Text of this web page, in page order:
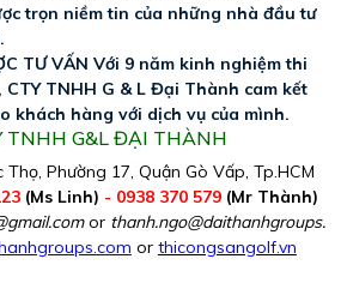
trọn niềm tin của những nhà đầu tư
TƯ VẤN Với 9 năm kinh nghiệm thi
TNHH G & L Đại Thành cam kết
khách hàng với dịch vụ của mình.
TNHH G&L ĐẠI THÀNH
Phường 17, Quận Gò Vấp, Tp.HCM
(Ms Linh) - 0938 370 579 (Mr Thành)
or
or thicongsangolf.vn